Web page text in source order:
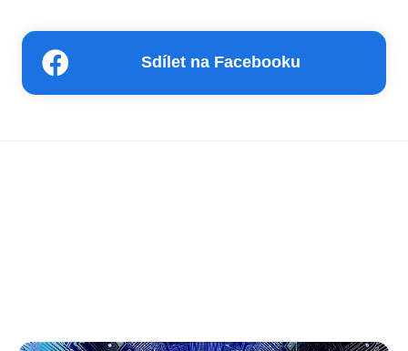
Sdílet na Facebooku